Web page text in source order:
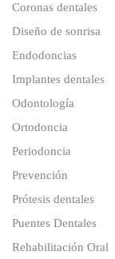
Coronas dentales
Diseño de sonrisa
Endodoncias
Implantes dentales
Odontología
Ortodoncia
Periodoncia
Prevención
Prótesis dentales
Puentes Dentales
Rehabilitación Oral